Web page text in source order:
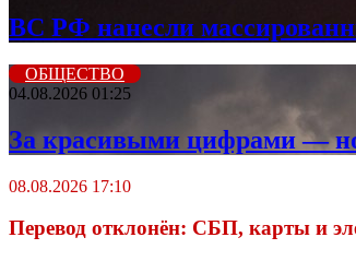
ВС РФ нанесли
ОБЩЕСТВО
04.08.2026 01:25
За красивыми цифрами —
08.08.2026 17:10
Перевод отклонён: СБП, карты и